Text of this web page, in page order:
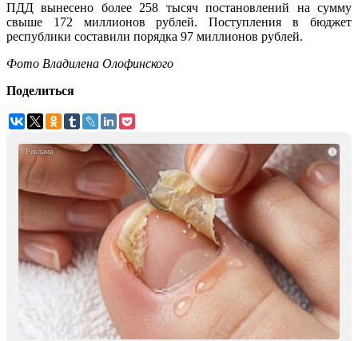
ПДД вынесено более 258 тысяч постановлений на сумму
свыше 172 миллионов рублей. Поступления в бюджет
республики составили порядка 97 миллионов рублей.
Фото Владилена Олофинского
Поделиться
i